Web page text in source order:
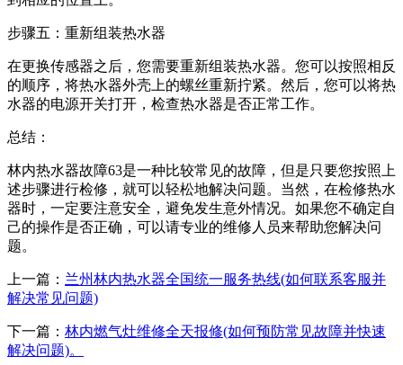
步骤五：重新组装热水器
在更换传感器之后，您需要重新组装热水器。您可以按照相反
的顺序，将热水器外壳上的螺丝重新拧紧。然后，您可以将热
水器的电源开关打开，检查热水器是否正常工作。
总结：
林内热水器故障63是一种比较常见的故障，但是只要您按照上
述步骤进行检修，就可以轻松地解决问题。当然，在检修热水
器时，一定要注意安全，避免发生意外情况。如果您不确定自
己的操作是否正确，可以请专业的维修人员来帮助您解决问
题。
上一篇： 兰州林内热水器全国统一服务热线(如何联系客服并
解决常见问题)
下一篇： 林内燃气灶维修全天报修(如何预防常见故障并快速
解决问题)。